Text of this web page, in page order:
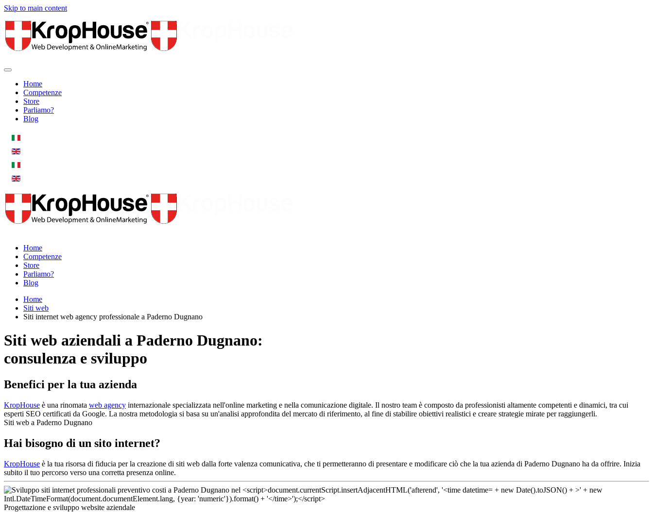
Skip to main content
Home
Competenze
Store
Parliamo?
Blog
Home
Competenze
Store
Parliamo?
Blog
Home
Siti web
Siti internet web agency professionale a Paderno Dugnano
Siti web aziendali a Paderno Dugnano:
consulenza e sviluppo
Benefici per la tua azienda
KropHouse è una rinomata web agency internazionale specializzata nell'online marketing e nella comunicazione digitale. Il nostro team è composto da professionisti altamente competenti e dinamici, tra cui
esperti SEO certificati da Google. La nostra metodologia si basa su un'analisi approfondita del mercato di riferimento, al fine di stabilire obiettivi realistici e creare strategie mirate per raggiungerli.
Siti web a Paderno Dugnano
Hai bisogno di un sito internet?
KropHouse è la tua risorsa di fiducia per la creazione di siti web dalla forte valenza comunicativa, che ti permetteranno di presentare e modificare ciò che la tua azienda di Paderno Dugnano ha da offrire. Inizia
subito il tuo percorso verso una corretta presenza online.
Progettazione e sviluppo website aziendale